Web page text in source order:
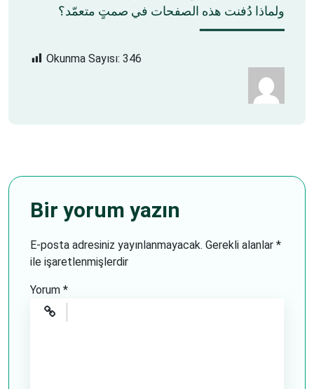
ولماذا دُفنت هذه الصفحات في صمتٍ متعمّد؟
━━━━━━━━━━━
Okunma Sayısı: 346
Bir yorum yazın
E-posta adresiniz yayınlanmayacak. Gerekli alanlar *
ile işaretlenmişlerdir
Yorum *